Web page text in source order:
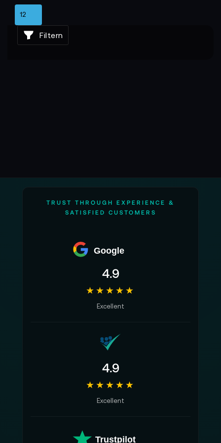
hilfreich, wenn technische Abläufe nachvollziehbar
bleiben müssen.
Präziser Fokus und hohe Lichtstärke
Filtern
TRUST THROUGH EXPERIENCE &
SATISFIED CUSTOMERS
Google
4.9
★★★★★
Excellent
4.9
★★★★★
Excellent
Trustpilot